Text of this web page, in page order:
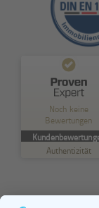
Noch keine
Bewertungen
Authentizität